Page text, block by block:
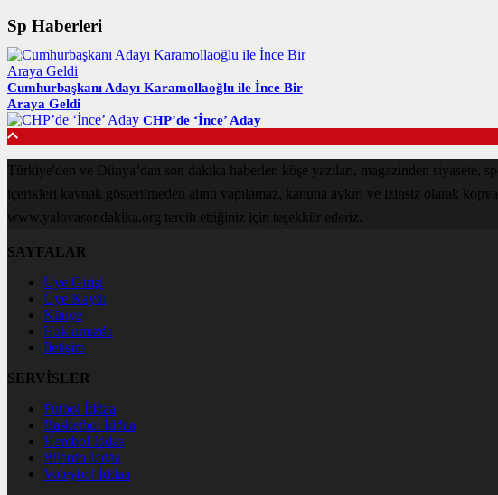
Sp Haberleri
Cumhurbaşkanı Adayı Karamollaoğlu ile İnce Bir
Araya Geldi
CHP’de ‘İnce’ Aday
Türkiye'den ve Dünya’dan son dakika haberler, köşe yazıları, magazinden
içerikleri kaynak gösterilmeden alıntı yapılamaz, kanuna aykırı ve izinsiz olarak
www.yalovasondakika.org tercih ettiğiniz için teşekkür ederiz.
SAYFALAR
Üye Girişi
Üye Kaydı
Künye
Hakkımızda
İletişim
SERVİSLER
Futbol İddaa
Basketbol İddaa
Hentbol İddaa
Bilardo İddaa
Voleybol İddaa